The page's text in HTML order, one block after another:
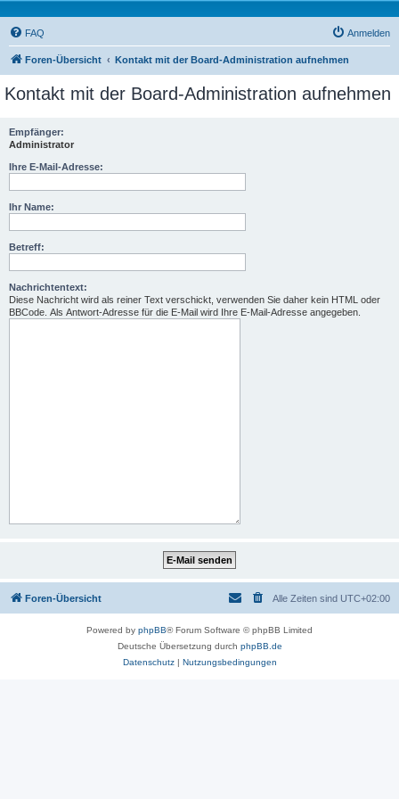
FAQ Anmelden
Foren-Übersicht Kontakt mit der Board-Administration aufnehmen
Kontakt mit der Board-Administration aufnehmen
Empfänger:
Administrator
Ihre E-Mail-Adresse:
Ihr Name:
Betreff:
Nachrichtentext:
Diese Nachricht wird als reiner Text verschickt, verwenden Sie daher kein HTML oder
BBCode. Als Antwort-Adresse für die E-Mail wird Ihre E-Mail-Adresse angegeben.
Foren-Übersicht Alle Zeiten sind UTC+02:00
Powered by phpBB® Forum Software © phpBB Limited
Deutsche Übersetzung durch phpBB.de
Datenschutz| Nutzungsbedingungen